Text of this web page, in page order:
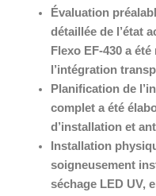
Évaluation
détaillée de l’état
Flexo EF-430 a
l’intégration
Planification de
complet a été
d’installation et
Installation
soigneusement
séchage LED UV,